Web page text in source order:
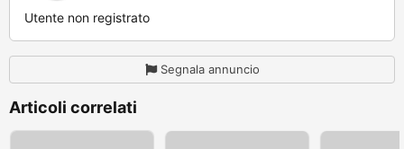
Utente non registrato
Segnala annuncio
Articoli correlati